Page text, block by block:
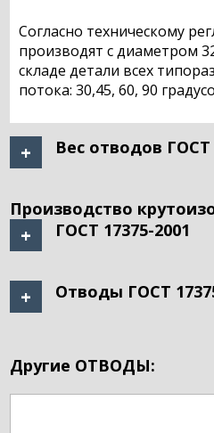
Согласно техническому
производят с диаметром
складе детали всех
потока: 30,45, 60, 90
Вес отводов ГОСТ
Производство
ГОСТ 17375-2001
Отводы ГОСТ
Другие ОТВОДЫ: